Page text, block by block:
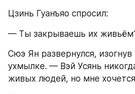
Цзинь Гуанъяо спросил:
— Ты закрываешь их
Сюэ Ян развернулся,
ухмылке. — Вэй Усянь
живых людей, но мне